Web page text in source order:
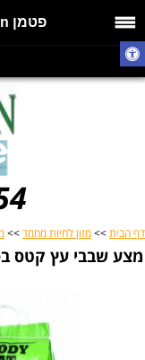
פטמן PetMan - חנות חיות בפת...
דף הבית >> מזון לחיות מחמד >>
מצע שבבי עץ קטס בסט 5